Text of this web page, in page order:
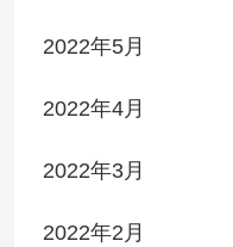
2022年5月
2022年4月
2022年3月
2022年2月